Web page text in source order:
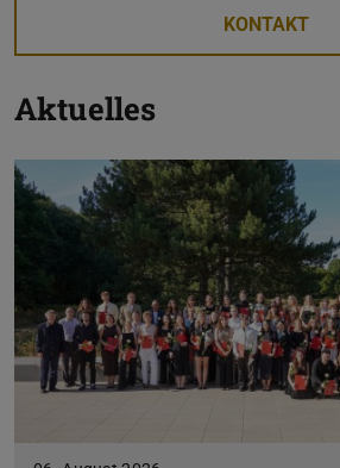
KONTAKT
Aktuelles